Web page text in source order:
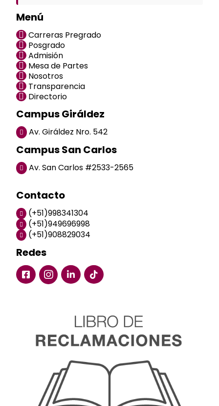
Menú
Carreras Pregrado
Posgrado
Admisión
Mesa de Partes
Nosotros
Transparencia
Directorio
Campus Giráldez
Av. Giráldez Nro. 542
Campus San Carlos
Av. San Carlos #2533-2565
Contacto
(+51)998341304
(+51)949696998
(+51)908829034
Redes